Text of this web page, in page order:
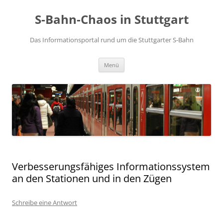
S-Bahn-Chaos in Stuttgart
Das Informationsportal rund um die Stuttgarter S-Bahn
Menü
Verbesserungsfähiges Informationssystem
an den Stationen und in den Zügen
Schreibe eine Antwort